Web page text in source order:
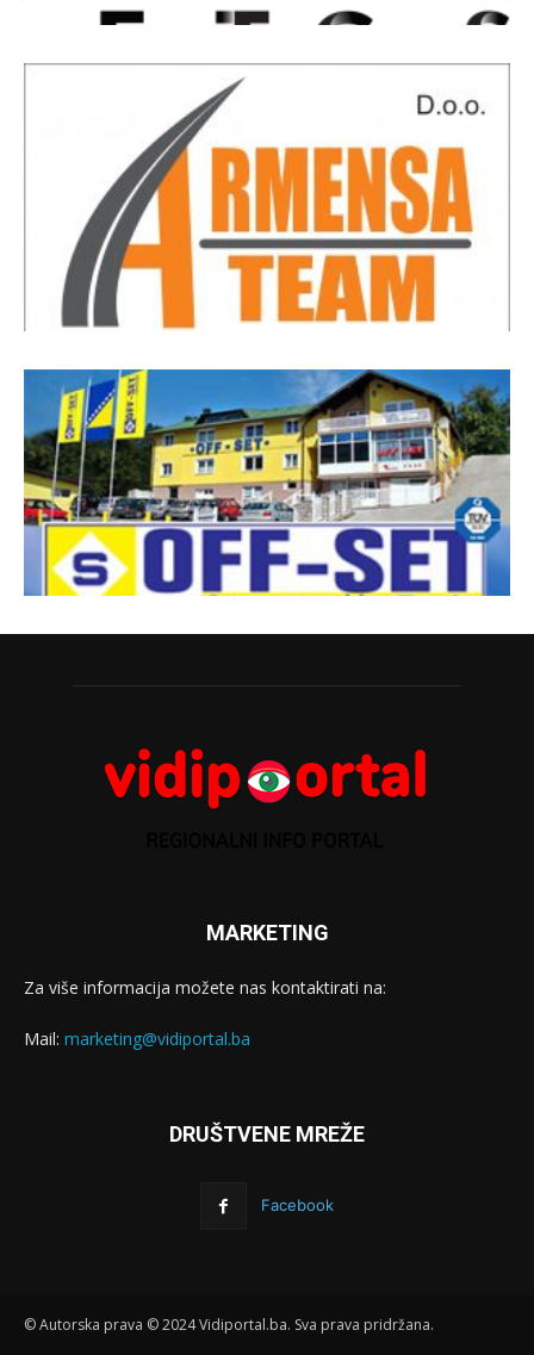
MARKETING
Za više informacija možete nas kontaktirati na:
Mail: marketing@vidiportal.ba
DRUŠTVENE MREŽE
Facebook
© Autorska prava © 2024 Vidiportal.ba. Sva prava pridržana.